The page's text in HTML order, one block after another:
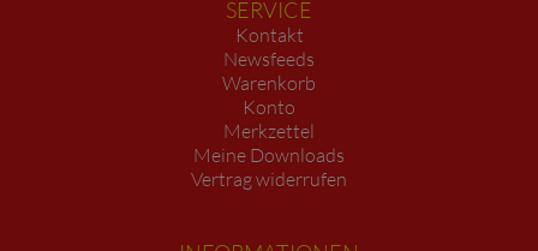
SERVICE
Kontakt
Newsfeeds
Warenkorb
Konto
Merkzettel
Meine Downloads
Vertrag widerrufen